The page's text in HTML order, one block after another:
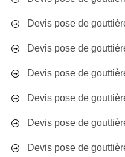
Devis pose de
Devis pose de
Devis pose de
Devis pose de
Devis pose de
Devis pose de